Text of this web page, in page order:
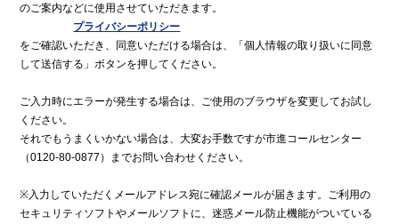
のご案内などに使用させていただきます。
プライバシーポリシー
をご確認いただき、同意いただける場合は、「個人情報の取り扱いに同意
して送信する」ボタンを押してください。
ご入力時にエラーが発生する場合は、ご使用のブラウザを変更してお試し
ください。
それでもうまくいかない場合は、大変お手数ですが市進コールセンター
（0120-80-0877）までお問い合わせください。
※入力していただくメールアドレス宛に確認メールが届きます。ご利用の
セキュリティソフトやメールソフトに、迷惑メール防止機能がついている